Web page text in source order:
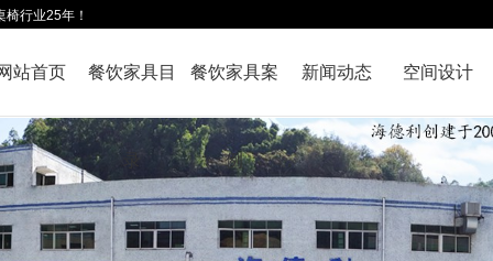
行业25年！
站首页 餐饮家具目 餐饮家具案
例
新闻动态 空间设计